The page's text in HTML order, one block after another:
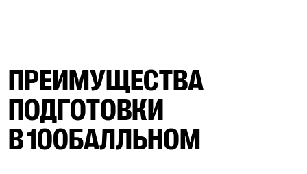
ПРЕИМУЩЕСТВА
ПОДГОТОВКИ
В 100БАЛЛЬНОМ